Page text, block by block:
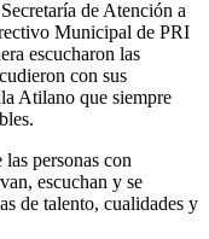
de Atención a
Municipal de PRI
escucharon las
con sus
Atilano que siempre
personas con
escuchan y se
de talento, cualidades y